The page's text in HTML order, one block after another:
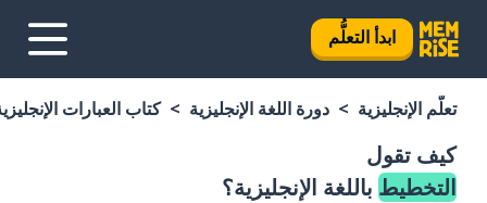
ابدأ التعلُّم
تعلَّم الإنجليزية دورة اللغة الإنجليزية كتاب العبارات
كيف تقول
التخطيط باللغة الإنجليزية؟